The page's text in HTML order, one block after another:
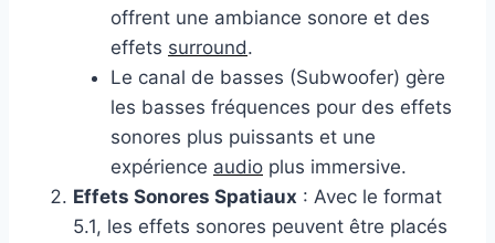
offrent une ambiance sonore et des
effets surround.
Le canal de basses (Subwoofer) gère
les basses fréquences pour des effets
sonores plus puissants et une
expérience audio plus immersive.
Effets Sonores Spatiaux : Avec le format
5.1, les effets sonores peuvent être placés